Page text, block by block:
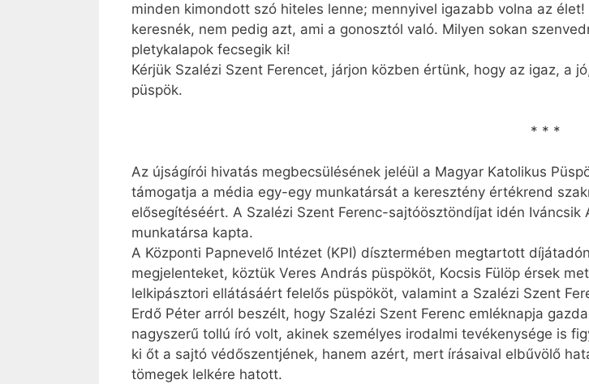
minden kimondott szó hiteles lenne; mennyivel igazabb volna az
keresnék, nem pedig azt, ami a gonosztól való. Milyen sokan
pletykalapok fecsegik ki!
Kérjük Szalézi Szent Ferencet, járjon közben értünk, hogy az igaz, a
püspök.
* * *
Az újságírói hivatás megbecsülésének jeléül a Magyar Katolikus
támogatja a média egy-egy munkatársát a keresztény értékrend
elősegítéséért. A Szalézi Szent Ferenc-sajtóösztöndíjat idén
munkatársa kapta.
A Központi Papnevelő Intézet (KPI) dísztermében megtartott
megjelenteket, köztük Veres András püspököt, Kocsis Fülöp érsek
lelkipásztori ellátásáért felelős püspököt, valamint a Szalézi Szent
Erdő Péter arról beszélt, hogy Szalézi Szent Ferenc emléknapja
nagyszerű tollú író volt, akinek személyes irodalmi tevékenysége is
ki őt a sajtó védőszentjének, hanem azért, mert írásaival elbűvölő
tömegek lelkére hatott.